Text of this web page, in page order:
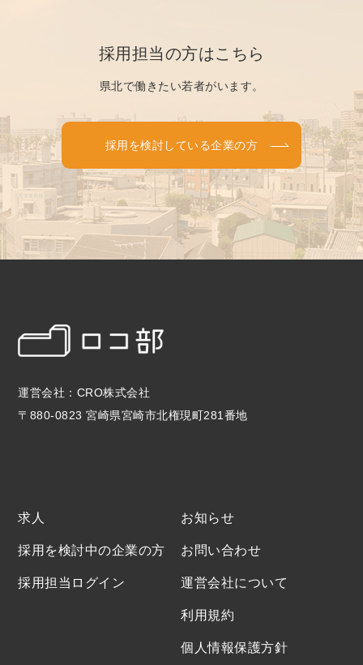
採用担当の方はこちら
県北で働きたい若者がいます。
採用を検討している企業の方
運営会社：CRO株式会社
〒880-0823 宮崎県宮崎市北権現町281番地
求人
採用を検討中の企業の方
採用担当ログイン
お知らせ
お問い合わせ
運営会社について
利用規約
個人情報保護方針